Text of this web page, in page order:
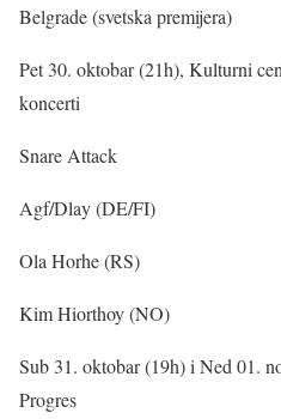
Belgrade (svetska premijera)
Pet 30. oktobar (21h), Kulturni
koncerti
Snare Attack
Agf/Dlay (DE/FI)
Ola Horhe (RS)
Kim Hiorthoy (NO)
Sub 31. oktobar (19h) i Ned 01.
Progres